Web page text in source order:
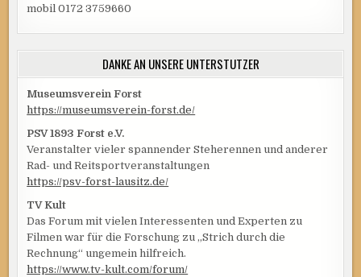
mobil 0172 3759660
DANKE AN UNSERE UNTERSTÜTZER
Museumsverein Forst
https://museumsverein-forst.de/
PSV 1893 Forst e.V.
Veranstalter vieler spannender Steherennen und anderer
Rad- und Reitsportveranstaltungen
https://psv-forst-lausitz.de/
TV Kult
Das Forum mit vielen Interessenten und Experten zu
Filmen war für die Forschung zu „Strich durch die
Rechnung“ ungemein hilfreich.
https://www.tv-kult.com/forum/